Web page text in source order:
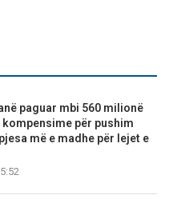
paguar mbi 560 milionë
kompensime për pushim
më e madhe për lejet e